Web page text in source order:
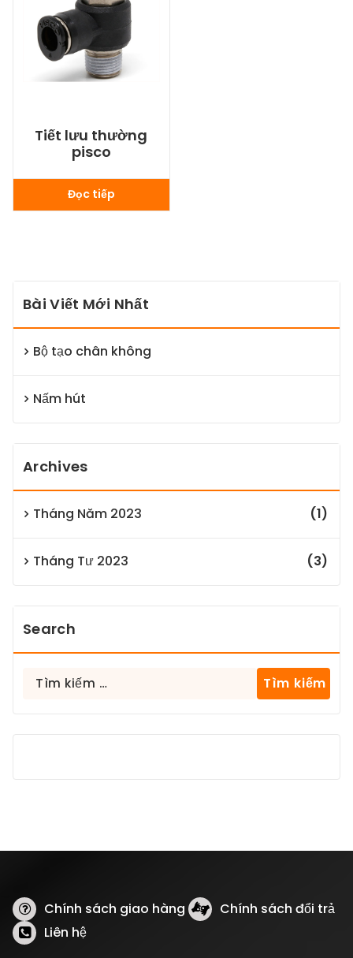
Tiết lưu thường
pisco
Đọc tiếp
Bài Viết Mới Nhất
Bộ tạo chân không
Nấm hút
Archives
Tháng Năm 2023 (1)
Tháng Tư 2023 (3)
Search
Tìm
Chính sách giao hàng
Chính sách đổi trả
Liên hệ